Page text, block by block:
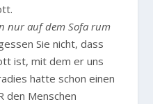
nur auf dem Sofa rum
Sie nicht, dass
ist, mit dem er uns
hatte schon einen
den Menschen